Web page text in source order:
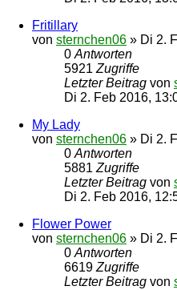
Fritillary
von sternchen06 » Di 2.
0 Antworten
5921 Zugriffe
Letzter Beitrag von
Di 2. Feb 2016,
My Lady
von sternchen06 » Di 2.
0 Antworten
5881 Zugriffe
Letzter Beitrag von
Di 2. Feb 2016,
Flower Power
von sternchen06 » Di 2.
0 Antworten
6619 Zugriffe
Letzter Beitrag von